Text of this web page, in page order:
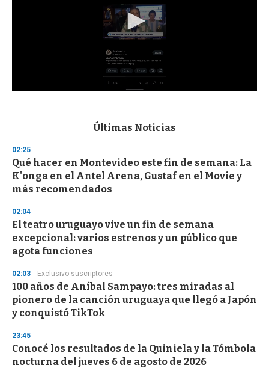
s
d
s
o
f
3
s
e
c
o
n
Últimas Noticias
02:25
Qué hacer en Montevideo este fin de semana: La
K'onga en el Antel Arena, Gustaf en el Movie y
más recomendados
02:04
El teatro uruguayo vive un fin de semana
excepcional: varios estrenos y un público que
agota funciones
02:03 Exclusivo suscriptores
100 años de Aníbal Sampayo: tres miradas al
pionero de la canción uruguaya que llegó a Japón
y conquistó TikTok
23:45
Conocé los resultados de la Quiniela y la Tómbola
nocturna del jueves 6 de agosto de 2026